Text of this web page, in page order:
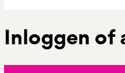
Inloggen of